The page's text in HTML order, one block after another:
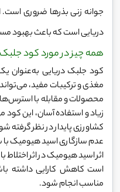
جوانه زنی بذرها ضروری
دریایی است که باعث بهبود
همه چیز در مورد کود
کود جلبک دریایی به‌عنوان
مغذی و ترکیبات مفید،
محصولات و مقابله با
زیاد و استفاده آسان، این
کشاورزی پایدار در نظر گرفته
عدم سازگاری اسید هیومیک با
اثر اسید هیومیک در اثر
است کاهش کارایی داشته
مناسب انجام شود.